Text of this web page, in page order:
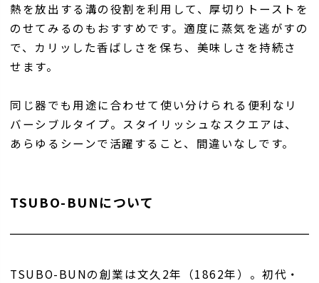
熱を放出する溝の役割を利用して、厚切りトーストを
のせてみるのもおすすめです。適度に蒸気を逃がすの
で、カリッした香ばしさを保ち、美味しさを持続さ
せます。
同じ器でも用途に合わせて使い分けられる便利なリ
バーシブルタイプ。スタイリッシュなスクエアは、
あらゆるシーンで活躍すること、間違いなしです。
TSUBO-BUNについて
TSUBO-BUNの創業は文久2年（1862年）。初代・